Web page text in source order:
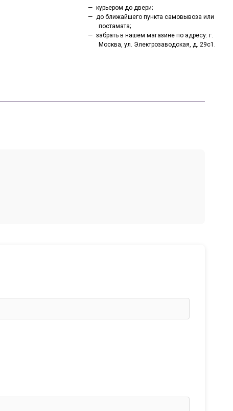
курьером до двери;
до ближайшего пункта самовывоза или
постамата;
забрать в нашем магазине по адресу: г.
Москва, ул. Электрозаводская, д. 29с1.